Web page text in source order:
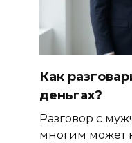
Как
деньгах?
Разговор с
многим может